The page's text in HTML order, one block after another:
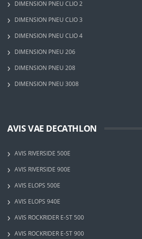
DIMENSION PNEU CLIO 2
DIMENSION PNEU CLIO 3
DIMENSION PNEU CLIO 4
DIMENSION PNEU 206
DIMENSION PNEU 208
DIMENSION PNEU 3008
AVIS VAE DECATHLON
AVIS RIVERSIDE 500E
AVIS RIVERSIDE 900E
AVIS ELOPS 500E
AVIS ELOPS 940E
AVIS ROCKRIDER E-ST 500
AVIS ROCKRIDER E-ST 900